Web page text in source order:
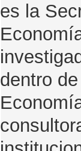
es la
dentro